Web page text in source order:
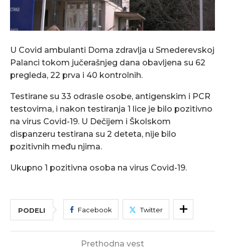
U Covid ambulanti Doma zdravlja u Smederevskoj
Palanci tokom jučerašnjeg dana obavljena su 62
pregleda, 22 prva i 40 kontrolnih.
Testirane su 33 odrasle osobe, antigenskim i PCR
testovima, i nakon testiranja 1 lice je bilo pozitivno
na virus Covid-19. U Dečijem i Školskom
dispanzeru testirana su 2 deteta, nije bilo
pozitivnih među njima.
Ukupno 1 pozitivna osoba na virus Covid-19.
PODELI Facebook Twitter
Prethodna vest